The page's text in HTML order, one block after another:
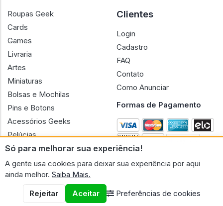
Só para melhorar sua experiência!
A gente usa cookies para deixar sua experiência por aqui
ainda melhor. Saiba Mais.
Rejeitar
Aceitar Preferências de cookies
Roupas Geek
Cards
Games
Livraria
Artes
Miniaturas
Bolsas e Mochilas
Pins e Botons
Acessórios Geeks
Pelúcias
Bonecas
Clientes
Login
Cadastro
FAQ
Contato
Como Anunciar
Formas de Pagamento
CNPJ n.º 30.220.458/0001-17 - GERAL GEEK PORTAL ELETRONICO